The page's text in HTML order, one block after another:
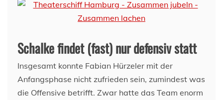
Schalke findet (fast) nur defensiv statt
Insgesamt konnte Fabian Hürzeler mit der
Anfangsphase nicht zufrieden sein, zumindest was
die Offensive betrifft. Zwar hatte das Team enorm